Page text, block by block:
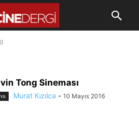
Tong Sineması
Murat Kızılca - 10 Mayıs 2016